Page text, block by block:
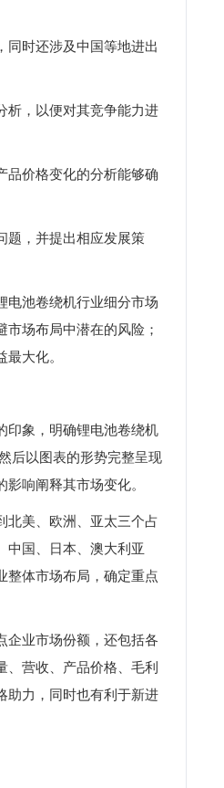
同时还涉及中国等地进出
析，以便对其竞争能力进
品价格变化的分析能够确
题，并提出相应发展策
电池卷绕机行业细分市场
场布局中潜在的风险；
大化。
印象，明确锂电池卷绕机
后以图表的形势完整呈现
响阐释其市场变化。
北美、欧洲、亚太三个占
中国、日本、澳大利亚
整体市场布局，确定重点
企业市场份额，还包括各
营收、产品价格、毛利
助力，同时也有利于新进